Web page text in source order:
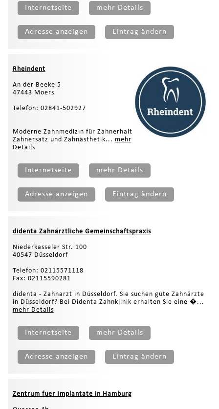
Internetseite mehr Details
Adresse anzeigen Eintrag ändern
Rheindent
An der Beeke 5
47443 Moers
Telefon: 02841-502927
Moderne Zahnmedizin für Zahnerhalt
Zahnersatz und Zahnästhetik... mehr
Details
Internetseite mehr Details
Adresse anzeigen Eintrag ändern
didenta Zahnärztliche Gemeinschaftspraxis
Niederkasseler Str. 100
40547 Düsseldorf
Telefon: 02115571118
Fax: 02115590281
didenta - Zahnarzt in Düsseldorf. Sie suchen gute Zahnärzte
in Düsseldorf? Bei Didenta Zahnklinik erhalten Sie eine �...
mehr Details
Internetseite mehr Details
Adresse anzeigen Eintrag ändern
Zentrum fuer Implantate in Hamburg